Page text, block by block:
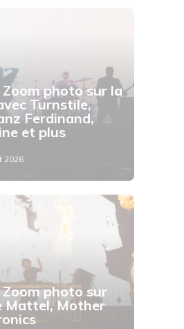
photo sur la
Turnstile,
Ferdinand,
et plus
2026
photo sur
Mattel, Mother